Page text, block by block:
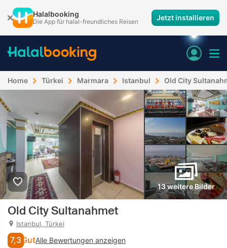
Halalbooking
Die App für halal-freundliches Reisen Jetzt installieren
Home Türkei Marmara Istanbul Old City
13 weitere Bilder
Old City Sultanahmet
Istanbul, Türkei
7,3 GutAlle Bewertungen anzeigen